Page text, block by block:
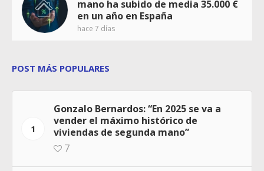
mano ha subido de media 35.000 €
en un año en España
hace 7 días
POST MÁS POPULARES
1
Gonzalo Bernardos: “En 2025 se va a
vender el máximo histórico de
viviendas de segunda mano”
7